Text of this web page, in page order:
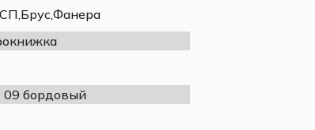
09 бордовый